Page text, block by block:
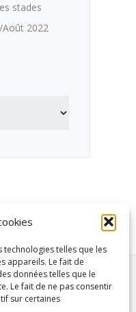
technologies telles que les
appareils. Le fait de
données telles que le
Le fait de ne pas consentir
sur certaines
stades
Août 2022